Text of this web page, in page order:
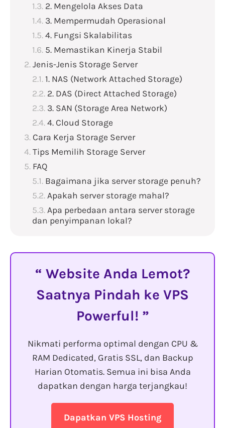
2. Mengelola Akses Data
3. Mempermudah Operasional
4. Fungsi Skalabilitas
5. Memastikan Kinerja Stabil
Jenis-Jenis Storage Server
1. NAS (Network Attached Storage)
2. DAS (Direct Attached Storage)
3. SAN (Storage Area Network)
4. Cloud Storage
Cara Kerja Storage Server
Tips Memilih Storage Server
FAQ
Bagaimana jika server storage penuh?
Apakah server storage mahal?
Apa perbedaan antara server storage
dan penyimpanan lokal?
Website Anda Lemot?
Saatnya Pindah ke VPS
Powerful!
Nikmati performa optimal dengan CPU &
RAM Dedicated, Gratis SSL, dan Backup
Harian Otomatis. Semua ini bisa Anda
dapatkan dengan harga terjangkau!
Dapatkan VPS Hosting